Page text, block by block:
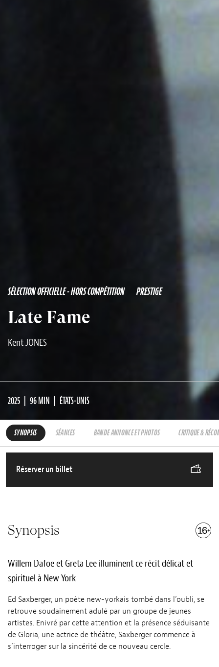
SÉLECTION OFFICIELLE - HORS COMPÉTITION PRESTIGE
Late Fame
Kent JONES
2025 96 MIN ÉTATS-UNIS
SYNOPSIS SÉANCES BANDE ANNONCE ET PHOTOS CRITIQUE &
Réserver un billet
Synopsis
Willem Dafoe et Greta Lee illuminent ce récit délicat et
spirituel à New York
Ed Saxberger, un poète new-yorkais tombé dans l’oubli, se
retrouve soudainement adulé par un groupe de jeunes
artistes. Enivré par cette attention et la présence séduisante
de Gloria, une actrice de théâtre, Saxberger commence à
s’interroger sur la sincérité de ce nouveau cercle.